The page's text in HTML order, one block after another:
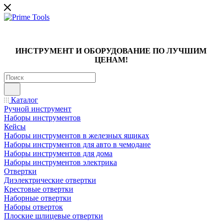
ИНСТРУМЕНТ И ОБОРУДОВАНИЕ ПО ЛУЧШИМ
ЦЕНАМ!
Каталог
Ручной инструмент
Наборы инструментов
Кейсы
Наборы инструментов в железных ящиках
Наборы инструментов для авто в чемодане
Наборы инструментов для дома
Наборы инструментов электрика
Отвертки
Диэлектрические отвертки
Крестовые отвертки
Наборные отвертки
Наборы отверток
Плоские шлицевые отвертки